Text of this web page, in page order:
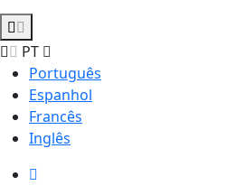
PT
Português
Espanhol
Francês
Inglês